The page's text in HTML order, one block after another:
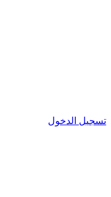
تسجيل الدخول